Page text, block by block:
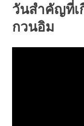
วันสำคัญที่เ
กวนอิม